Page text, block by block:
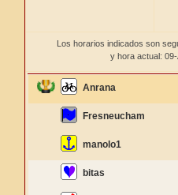
Los horarios indicados son
y hora actual:
Anrana
Fresneucham
manolo1
bitas